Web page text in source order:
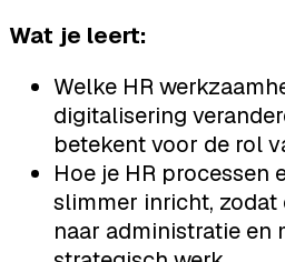
Wat je leert:
Welke HR
digitalisering
betekent voor de rol
Hoe je HR processen
slimmer inricht,
naar administratie en